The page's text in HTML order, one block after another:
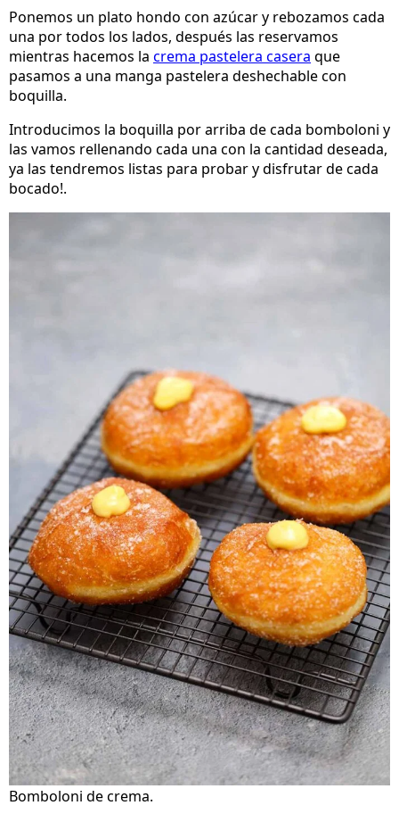
Ponemos un plato hondo con azúcar y rebozamos cada
una por todos los lados, después las reservamos
mientras hacemos la crema pastelera casera que
pasamos a una manga pastelera deshechable con
boquilla.
Introducimos la boquilla por arriba de cada bomboloni y
las vamos rellenando cada una con la cantidad deseada,
ya las tendremos listas para probar y disfrutar de cada
bocado!.
Bomboloni de crema.